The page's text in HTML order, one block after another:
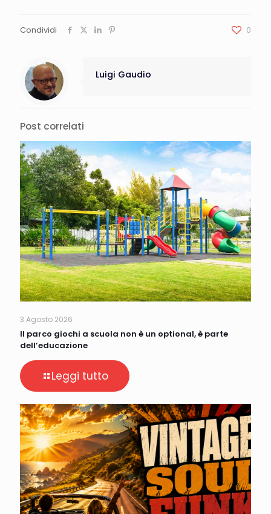
Condividi 0
Luigi Gaudio
Post correlati
3 Agosto 2026
Il parco giochi a scuola non è un optional, è parte
dell’educazione
Leggi tutto